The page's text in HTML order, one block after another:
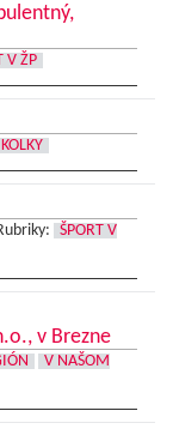
V ŽP
KOLKY
ŠPORT V
v Brezne
V NAŠOM